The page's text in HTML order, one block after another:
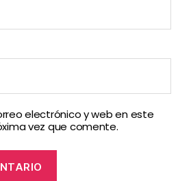
electrónico y web en este
vez que comente.